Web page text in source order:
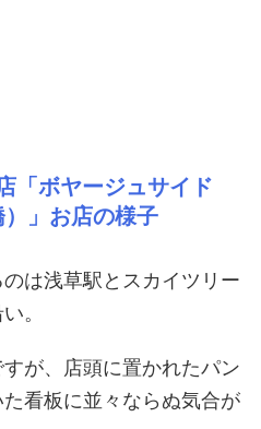
「ボヤージュサイド
）」お店の様子
は浅草駅とスカイツリー
。
が、店頭に置かれたパン
看板に並々ならぬ気合が